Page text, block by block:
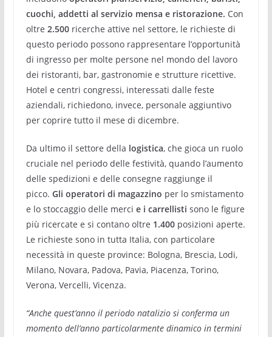
cuochi, addetti al servizio mensa e ristorazione. Con
oltre 2.500ricerche attive nel settore, le richieste di
questo periodo possono rappresentare l’opportunità
di ingresso per molte persone nel mondo del lavoro
dei ristoranti, bar, gastronomie e strutture ricettive.
Hotel e centri congressi, interessati dalle feste
aziendali, richiedono, invece, personale aggiuntivo
per coprire tutto il mese di dicembre.
Da ultimo il settore della logistica, che gioca un ruolo
cruciale nel periodo delle festività, quando l’aumento
delle spedizioni e delle consegne raggiunge il
picco. Gli operatori di magazzino per lo smistamento
e lo stoccaggio delle merci e i carrellisti sono le figure
più ricercate e si contano oltre 1.400 posizioni aperte.
Le richieste sono in tutta Italia, con particolare
necessità in queste province: Bologna, Brescia, Lodi,
Milano, Novara, Padova, Pavia, Piacenza, Torino,
Verona, Vercelli, Vicenza.
“Anche quest’anno il periodo natalizio si conferma un
momento dell’anno particolarmente dinamico in termini